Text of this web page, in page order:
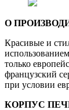
О
Красивые и
только
французский
при условии
КОРПУС